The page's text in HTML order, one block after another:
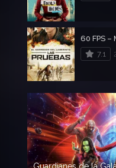
7.1
Guardianes de la